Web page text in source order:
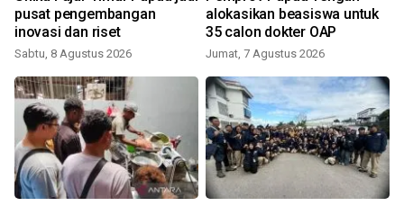
pusat pengembangan
inovasi dan riset
Sabtu, 8 Agustus 2026
alokasikan beasiswa untuk
35 calon dokter OAP
Jumat, 7 Agustus 2026